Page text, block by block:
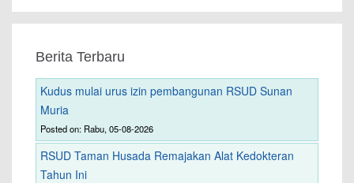
Berita Terbaru
Kudus mulai urus izin pembangunan RSUD Sunan
Muria
Posted on: Rabu, 05-08-2026
RSUD Taman Husada Remajakan Alat Kedokteran
Tahun Ini